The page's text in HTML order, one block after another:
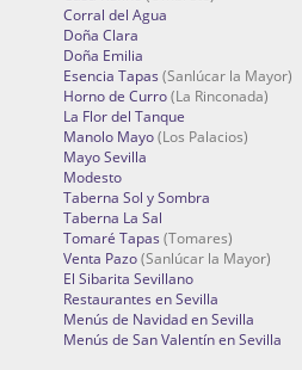
Corral del Agua
Doña Clara
Doña Emilia
Esencia Tapas (Sanlúcar la Mayor)
Horno de Curro(La Rinconada)
La Flor del Tanque
Manolo Mayo(Los Palacios)
Mayo Sevilla
Modesto
Taberna Sol y Sombra
Taberna La Sal
Tomaré Tapas (Tomares)
Venta Pazo(Sanlúcar la Mayor)
El Sibarita Sevillano
Restaurantes en Sevilla
Menús de Navidad en Sevilla
Menús de San Valentín en Sevilla